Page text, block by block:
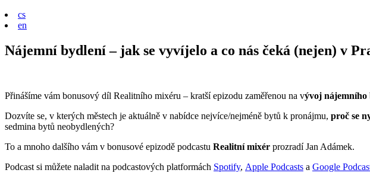
cs
en
Nájemní bydlení – jak se vyvíjelo a co nás čeká (nejen) v
Přinášíme vám bonusový díl Realitního mixéru – kratší epizodu zaměřenou na vývoj nájemního
Dozvíte se, v kterých městech je aktuálně v nabídce nejvíce/nejméně bytů k pronájmu, proč se
sedmina bytů neobydlených?
To a mnoho dalšího vám ​​​​​​​v bonusové epizodě podcastu Realitní mixér prozradí Jan Adámek.
Podcast si můžete naladit na podcastových platformách Spotify, Apple Podcasts a Google